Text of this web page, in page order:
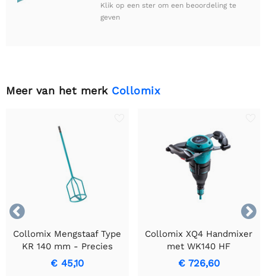
Klik op een ster om een beoordeling te
geven
Meer van het merk Collomix


Collomix Mengstaaf Type
KR 140 mm - Precies
Mengroerstaafje
€ 45,10
Collomix XQ4 Handmixer
met WK140 HF
Mengstaafje
€ 726,60